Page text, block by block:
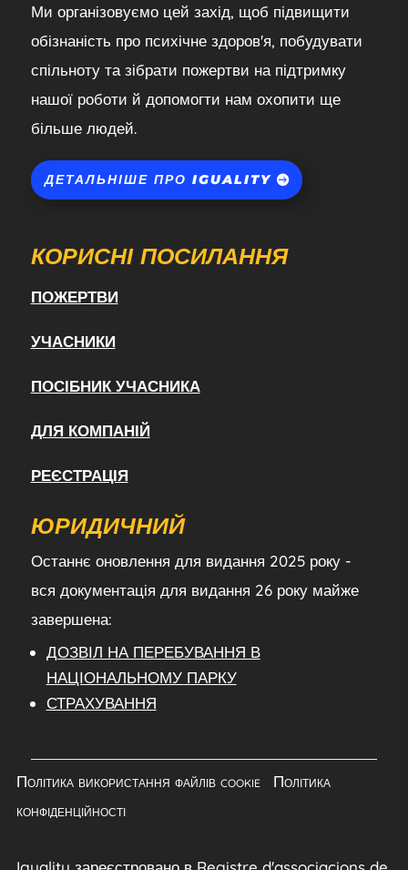
Ми організовуємо цей захід, щоб підвищити
обізнаність про психічне здоров'я, побудувати
спільноту та зібрати пожертви на підтримку
нашої роботи й допомогти нам охопити ще
більше людей.
ДЕТАЛЬНІШЕ ПРО IGUALITY
КОРИСНІ ПОСИЛАННЯ
ПОЖЕРТВИ
УЧАСНИКИ
ПОСІБНИК УЧАСНИКА
ДЛЯ КОМПАНІЙ
РЕЄСТРАЦІЯ
ЮРИДИЧНИЙ
Останнє оновлення для видання 2025 року -
вся документація для видання 26 року майже
завершена:
ДОЗВІЛ НА ПЕРЕБУВАННЯ В
НАЦІОНАЛЬНОМУ ПАРКУ
СТРАХУВАННЯ
Політика використання файлів cookie
Політика
конфіденційності